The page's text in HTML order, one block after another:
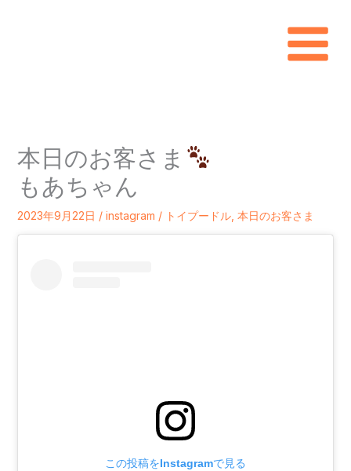
本日のお客さま
もあちゃん
2023年9月22日 / instagram / トイプードル, 本日のお客さま
この投稿をInstagramで見る